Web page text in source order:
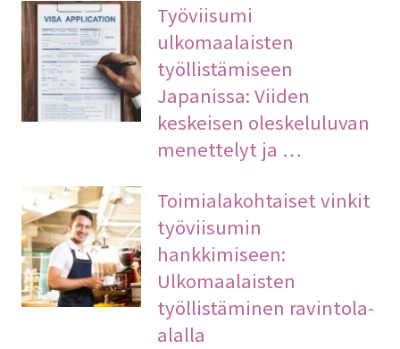
Työviisumi
ulkomaalaisten
työllistämiseen
Japanissa: Viiden
keskeisen oleskeluluvan
menettelyt ja …
Toimialakohtaiset vinkit
työviisumin
hankkimiseen:
Ulkomaalaisten
työllistäminen ravintola-
alalla